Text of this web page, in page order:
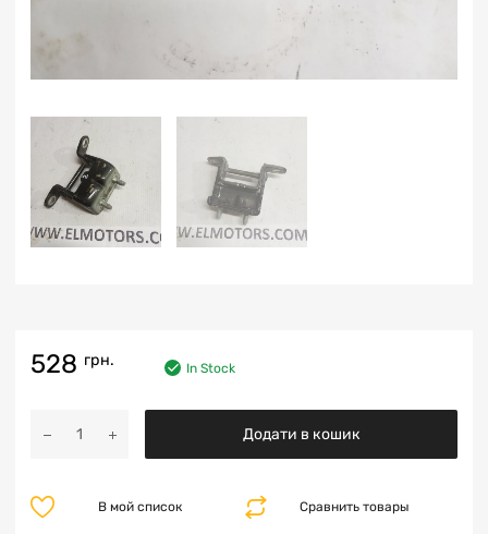
528 грн. In Stock
Додати в кошик
Сравнить товары
В мой список